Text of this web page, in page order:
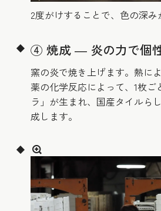
2度がけすることで、色の深み
④ 焼成 ― 炎の力で個
窯の炎で焼き上げます。熱に
薬の化学反応によって、1枚ご
ラ」が生まれ、国産タイルら
成します。